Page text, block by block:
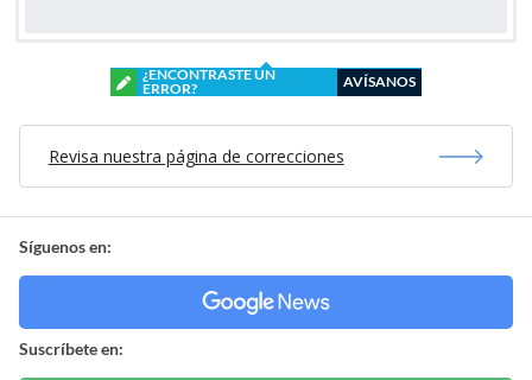
¿ENCONTRASTE UN
ERROR?
AVÍSANOS
Revisa nuestra página de correcciones
Síguenos en:
Suscríbete en: